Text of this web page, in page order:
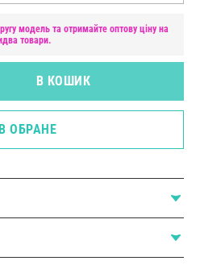
модель та отримайте оптову ціну на
товари.
В КОШИК
В ОБРАНЕ